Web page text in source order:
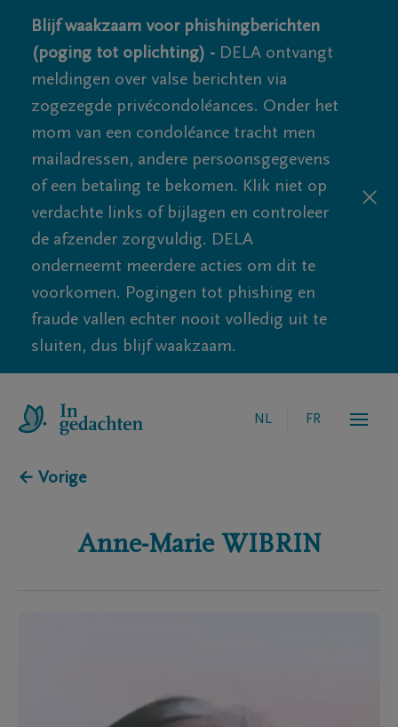
Blijf waakzaam voor phishingberichten
(poging tot oplichting) - DELA ontvangt
meldingen over valse berichten via
zogezegde privécondoléances. Onder het
mom van een condoléance tracht men
mailadressen, andere persoonsgegevens
of een betaling te bekomen. Klik niet op
verdachte links of bijlagen en controleer
de afzender zorgvuldig. DELA
onderneemt meerdere acties om dit te
voorkomen. Pogingen tot phishing en
fraude vallen echter nooit volledig uit te
sluiten, dus blijf waakzaam.
NL FR
← Vorige
Anne-Marie WIBRIN